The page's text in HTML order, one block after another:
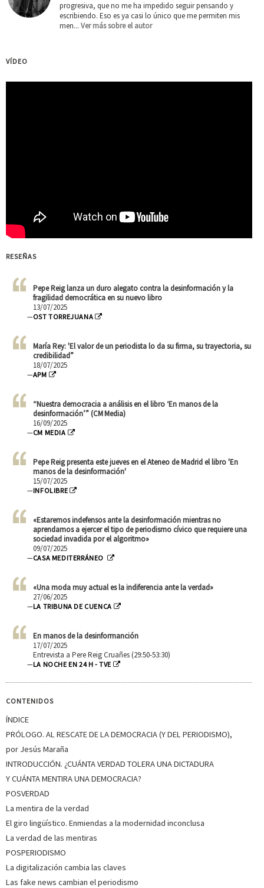
progresiva, que no me ha impedido seguir pensando y
escribiendo. Eso es ya casi lo único que me permiten mis
men... Ver más sobre el autor
VÍDEO
RESEÑAS
Pepe Reig lanza un duro alegato contra la desinformación y la
fragilidad democrática en su nuevo libro
13/07/2025
—OST TORREJUANA
María Rey: 'El valor de un periodista lo da su firma, su trayectoria, su
credibilidad”
18/07/2025
—APM
“Nuestra democracia a análisis en el libro ‘En manos de la
desinformación’” (CM Media)
16/09/2025
—CM MEDIA
Pepe Reig presenta este jueves en el Ateneo de Madrid el libro 'En
manos de la desinformación'
15/07/2025
—INFOLIBRE
«Estaremos indefensos ante la desinformación mientras no
aprendamos a ejercer el tipo de periodismo cívico que requiere una
sociedad invadida por el algoritmo»
09/07/2025
—CASA MEDITERRÁNEO
«Una moda muy actual es la indiferencia ante la verdad»
27/06/2025
—LA TRIBUNA DE CUENCA
En manos de la desinformanción
17/07/2025
Entrevista a Pere Reig Cruañes (29:50-53:30)
—LA NOCHE EN 24 H - TVE
CONTENIDOS
ÍNDICE
PRÓLOGO. AL RESCATE DE LA DEMOCRACIA (Y DEL PERIODISMO),
por Jesús Maraña
INTRODUCCIÓN. ¿CUÁNTA VERDAD TOLERA UNA DICTADURA
Y CUÁNTA MENTIRA UNA DEMOCRACIA?
POSVERDAD
La mentira de la verdad
El giro lingüístico. Enmiendas a la modernidad inconclusa
La verdad de las mentiras
POSPERIODISMO
La digitalización cambia las claves
Las fake news cambian el periodismo